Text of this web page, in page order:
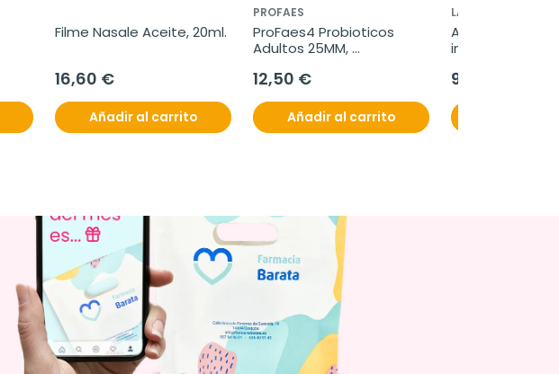
Filme Nasale Aceite, 20ml.
16,60 €
Añadir al carrito
PROFAES
ProFaes4 Probioticos
Adultos 25MM,
12,50 €
Añadir al carrito
LA ROCHE POSAY
Anthelios
invisible
9,31 €